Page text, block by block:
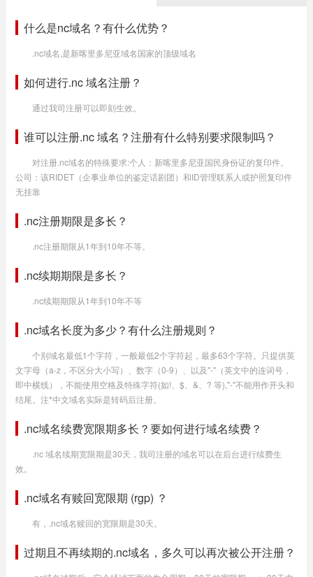
什么是nc域名？有什么优势？
.nc域名,是新喀里多尼亚域名国家的顶级域名
如何进行.nc 域名注册？
通过我司注册可以即刻生效。
谁可以注册.nc 域名？注册有什么特别要求限制吗？
对注册.nc域名的特殊要求:个人：新喀里多尼亚国民身份证的复印件。
公司：该RIDET（企事业单位的鉴定话剧团）和ID管理联系人或护照复印件
无挂靠
.nc注册期限是多长？
.nc注册期限从1年到10年不等。
.nc续期期限是多长？
.nc续期期限从1年到10年不等
.nc域名长度为多少？有什么注册规则？
个别域名最低1个字符，一般最低2个字符起，最多63个字符。只提供英
文字母（a-z，不区分大小写）、数字（0-9）、以及"-"（英文中的连词号，
即中横线），不能使用空格及特殊字符(如!、$、&、? 等),"-"不能用作开头和
结尾。注*中文域名实际是转码后注册。
.nc域名续费宽限期多长？要如何进行域名续费？
.nc 域名续期宽限期是30天，我司注册的域名可以在后台进行续费生
效。
.nc域名有赎回宽限期 (rgp) ？
有，.nc域名赎回的宽限期是30天。
过期且不再续期的.nc域名，多久可以再次被公开注册？